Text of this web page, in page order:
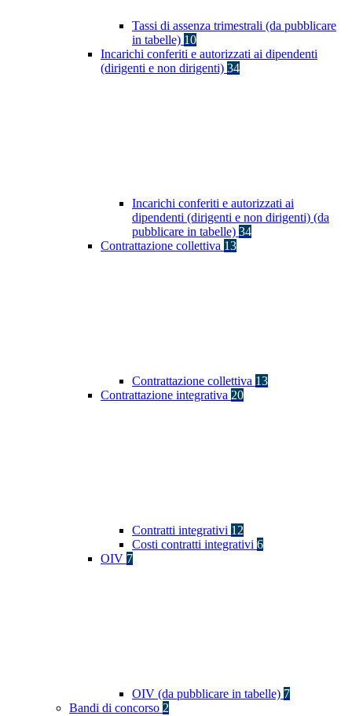
Tassi di assenza trimestrali (da pubblicare
in tabelle) 10
Incarichi conferiti e autorizzati ai dipendenti
(dirigenti e non dirigenti) 34
Incarichi conferiti e autorizzati ai
dipendenti (dirigenti e non dirigenti) (da
pubblicare in tabelle) 34
Contrattazione collettiva 13
Contrattazione collettiva 13
Contrattazione integrativa 20
Contratti integrativi 12
Costi contratti integrativi 6
OIV 7
OIV (da pubblicare in tabelle) 7
Bandi di concorso 2